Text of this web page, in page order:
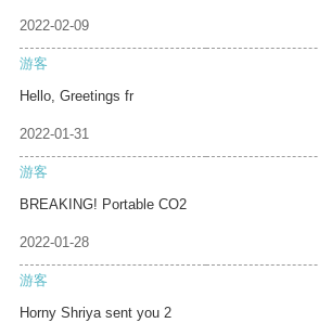
2022-02-09
游客
Hello, Greetings fr
2022-01-31
游客
BREAKING! Portable CO2
2022-01-28
游客
Horny Shriya sent you 2